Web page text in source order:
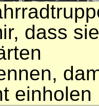
dass sie
einholen